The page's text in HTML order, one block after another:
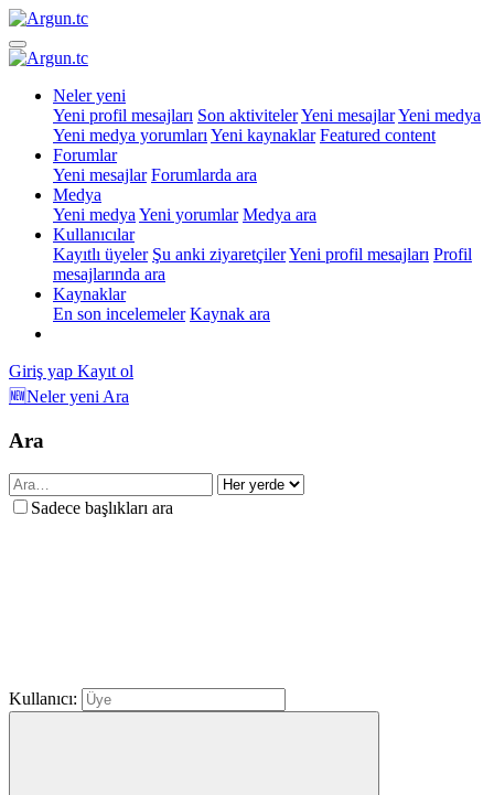
Neler yeni
Yeni profil mesajları Son aktivitelerYeni mesajlarYeni medya
Yeni medya yorumları Yeni kaynaklar Featured content
Forumlar
Yeni mesajlar Forumlarda ara
Medya
Yeni medya Yeni yorumlar Medya ara
Kullanıcılar
Kayıtlı üyeler Şu anki ziyaretçilerYeni profil mesajları Profil
mesajlarında ara
Kaynaklar
En son incelemeler Kaynak ara
Giriş yap Kayıt ol
🆕Neler yeni Ara
Ara
Sadece başlıkları ara
Kullanıcı: